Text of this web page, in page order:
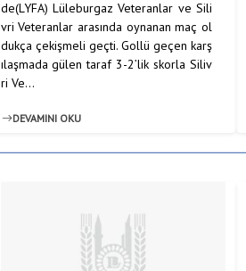
de(LYFA) Lüleburgaz Veteranlar ve Sili
vri Veteranlar arasında oynanan maç ol
dukça çekişmeli geçti. Gollü geçen karş
ılaşmada gülen taraf 3-2’lik skorla Siliv
ri Ve...
DEVAMINI OKU